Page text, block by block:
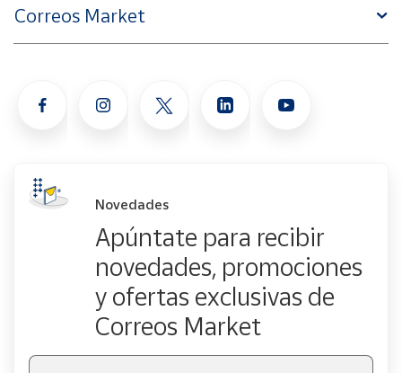
Correos Market
Novedades
Apúntate para recibir
novedades, promociones
y ofertas exclusivas de
Correos Market